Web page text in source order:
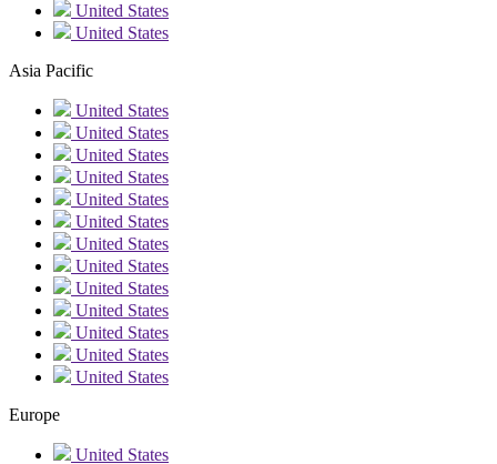
United States
United States
Asia Pacific
United States
United States
United States
United States
United States
United States
United States
United States
United States
United States
United States
United States
United States
Europe
United States